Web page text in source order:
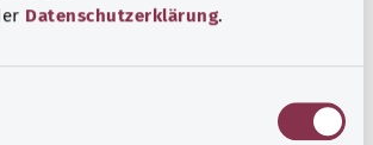
Datenschutzerklärung.